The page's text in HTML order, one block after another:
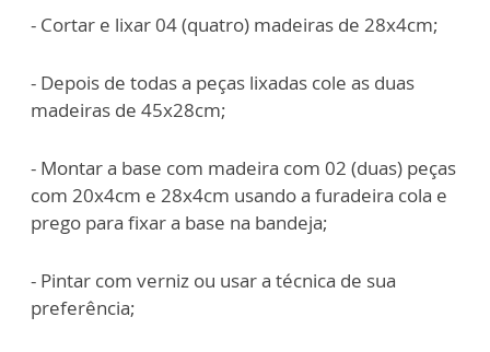
- Cortar e lixar 04 (quatro) madeiras de 28x4cm;
- Depois de todas a peças lixadas cole as duas
madeiras de 45x28cm;
- Montar a base com madeira com 02 (duas) peças
com 20x4cm e 28x4cm usando a furadeira cola e
prego para fixar a base na bandeja;
- Pintar com verniz ou usar a técnica de sua
preferência;